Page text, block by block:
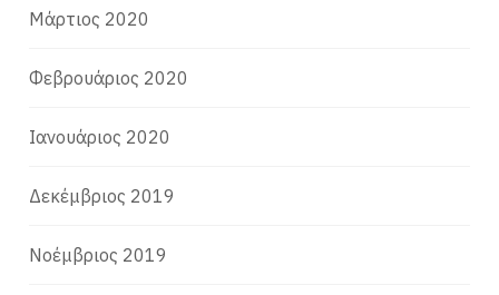
Μάρτιος 2020
Φεβρουάριος 2020
Ιανουάριος 2020
Δεκέμβριος 2019
Νοέμβριος 2019